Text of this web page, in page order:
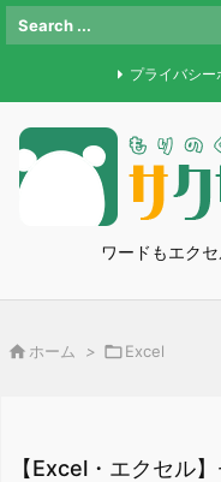
ワードもエク
プライバシー
 ホーム > Excel
【Excel・エクセル